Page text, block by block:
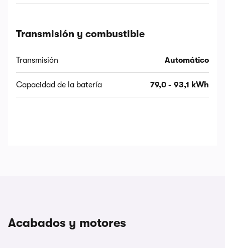
Transmisión y combustible
Transmisión Automático
Capacidad de la batería 79,0 - 93,1 kWh
Acabados y motores